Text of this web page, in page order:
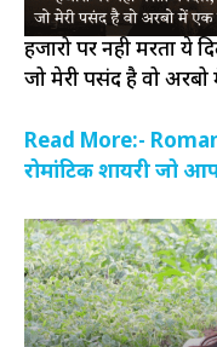
हजारो पर नही मरता ये
जो मेरी पसंद है वो
Read More:-
रोमांटिक शायरी जो